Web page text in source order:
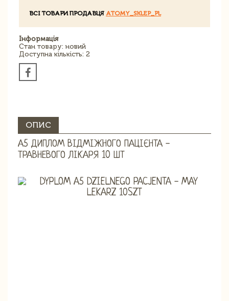
ВСІ ТОВАРИ ПРОДАВЦЯ ATOMY_SKLEP_PL
Інформація
Стан товару: новий
Доступна кількість: 2
ОПИС
А5 ДИПЛОМ ВІДМІЖНОГО ПАЦІЄНТА -
ТРАВНЕВОГО ЛІКАРЯ 10 ШТ